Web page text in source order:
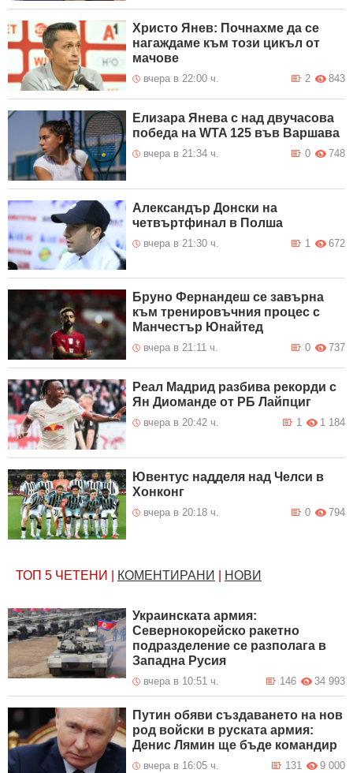
Христо Янев: Почнахме да се
нагаждаме към този цикъл от
мачове
вчера в 22:00 ч. 843
2
Елизара Янева с над двучасова
победа на WTA 125 във Варшава
вчера в 21:34 ч. 748
0
Александър Донски на
четвъртфинал в Полша
вчера в 21:30 ч. 672
1
Бруно Фернандеш се завърна
към тренировъчния процес с
Манчестър Юнайтед
вчера в 21:11 ч. 737
0
Реал Мадрид разбива рекорди с
Ян Диоманде от РБ Лайпциг
вчера в 20:42 ч. 1 184
1
Ювентус надделя над Челси в
Хонконг
вчера в 20:18 ч. 794
0
ТОП 5 ЧЕТЕНИ КОМЕНТИРАНИ НОВИ
Украинската армия:
Севернокорейско ракетно
подразделение се разполага в
Западна Русия
вчера в 10:51 ч. 34 993
146
Путин обяви създаването на нов
род войски в руската армия:
Денис Лямин ще бъде командир
вчера в 16:05 ч. 9 000
131